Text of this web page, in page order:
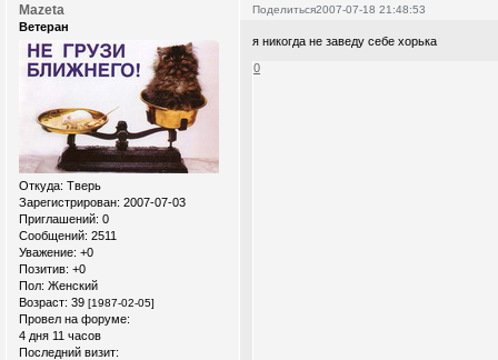
Поделиться2007-07-18 21:48:53
Mazeta
Ветеран
Откуда: Тверь
Зарегистрирован: 2007-07-03
Приглашений: 0
Сообщений: 2511
Уважение: +0
Позитив: +0
Пол: Женский
Возраст: 39 [1987-02-05]
Провел на форуме:
4 дня 11 часов
Последний визит:
я никогда не заведу себе хорька
0